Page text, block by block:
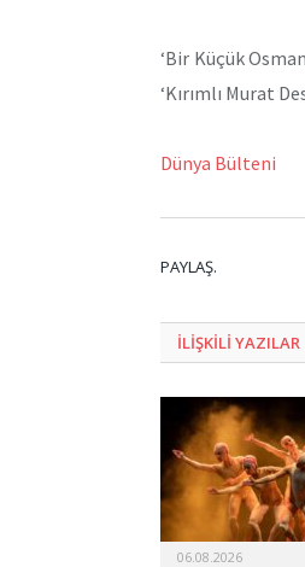
‘Bir Küçük
‘Kırımlı Murat
Dünya Bülteni
PAYLAŞ.
ILIŞKILI YAZILAR
06.08.2026